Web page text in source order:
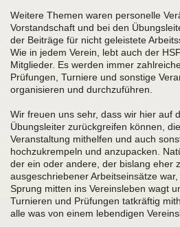
Weitere Themen waren personelle
Vorstandschaft und bei den
der Beiträge für nicht geleistete
Wie in jedem Verein, lebt auch der
Mitglieder. Es werden immer
Prüfungen, Turniere und sonstige
organisieren und durchzuführen.
Wir freuen uns sehr, dass wir hier auf
Übungsleiter zurückgreifen können,
Veranstaltung mithelfen und auch
hochzukrempeln und anzupacken.
der ein oder andere, der bislang eher
ausgeschriebener Arbeitseinsätze
Sprung mitten ins Vereinsleben wagt
Turnieren und Prüfungen tatkräftig
alle was von einem lebendigen